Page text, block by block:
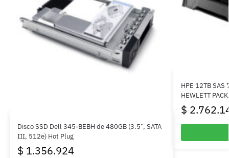
Disco SSD Dell 345-BEBH de 480GB (3.5“, SATA
III, 512e) Hot Plug
$ 1.356.924
HPE 12TB SAS
HEWLETT
$